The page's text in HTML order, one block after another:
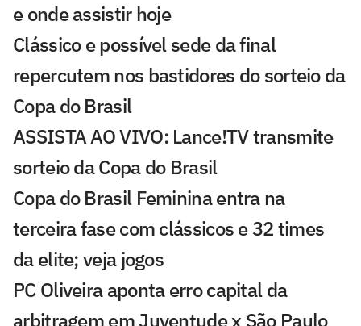
e onde assistir hoje
Clássico e possível sede da final
repercutem nos bastidores do sorteio da
Copa do Brasil
ASSISTA AO VIVO: Lance!TV transmite
sorteio da Copa do Brasil
Copa do Brasil Feminina entra na
terceira fase com clássicos e 32 times
da elite; veja jogos
PC Oliveira aponta erro capital da
arbitragem em Juventude x São Paulo